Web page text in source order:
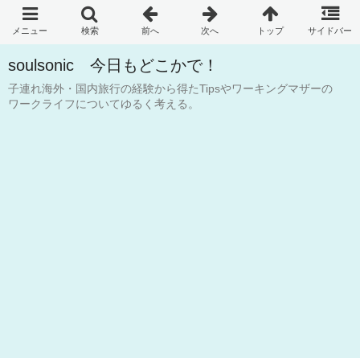
soulsonic 今日もどこかで！
子連れ海外・国内旅行の経験から得たTipsやワーキングマザーの
ワークライフについてゆるく考える。